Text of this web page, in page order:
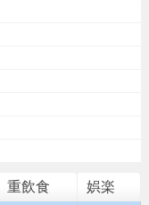
重飲食 娯楽